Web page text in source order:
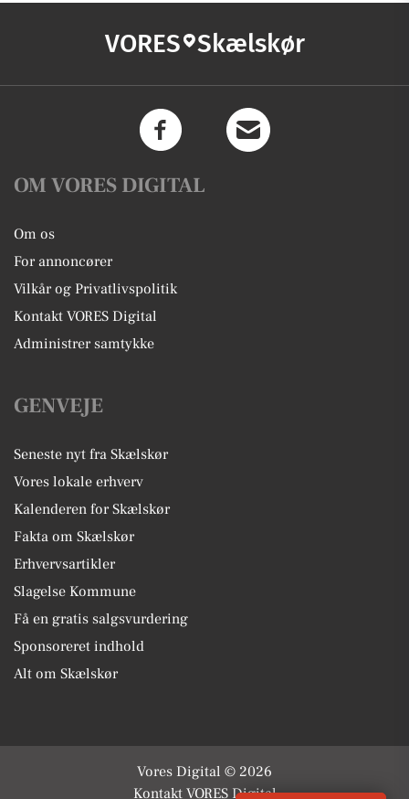
VORES Skælskør
OM VORES DIGITAL
Om os
For annoncører
Vilkår og Privatlivspolitik
Kontakt VORES Digital
Administrer samtykke
GENVEJE
Seneste nyt fra Skælskør
Vores lokale erhverv
Kalenderen for Skælskør
Fakta om Skælskør
Erhvervsartikler
Slagelse Kommune
Få en gratis salgsvurdering
Sponsoreret indhold
Alt om Skælskør
Vores Digital © 2026
Kontakt VORES Digital